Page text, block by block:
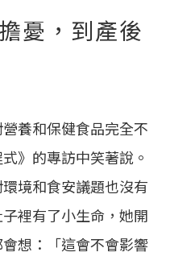
憂，到產後
養和保健食品完全不
》的專訪中笑著說。
境和食安議題也沒有
裡有了小生命，她開
想：「這會不會影響